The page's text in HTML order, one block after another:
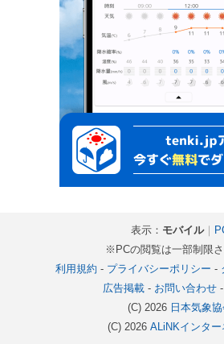
表示： モバイル｜
※PCの閲覧は一部制限
利用規約 - プライバシーポリシー -
広告掲載- お問い合わせ-
(C) 2026 日本気象協
(C) 2026 ALiNKインター